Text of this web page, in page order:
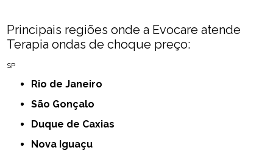
Principais regiões onde a Evocare atende
Terapia ondas de choque preço:
SP
Rio de Janeiro
São Gonçalo
Duque de Caxias
Nova Iguaçu